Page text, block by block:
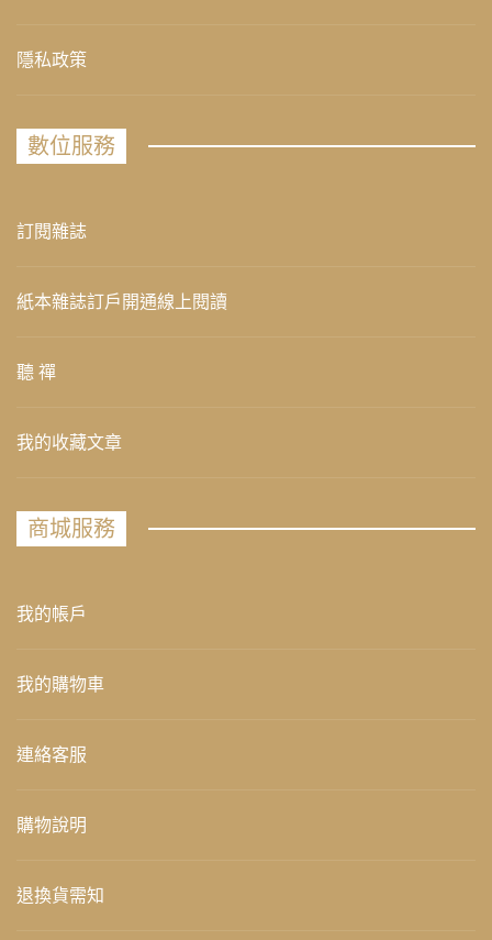
隱私政策
數位服務
訂閱雜誌
紙本雜誌訂戶開通線上閱讀
聽 禪
我的收藏文章
商城服務
我的帳戶
我的購物車
連絡客服
購物說明
退換貨需知